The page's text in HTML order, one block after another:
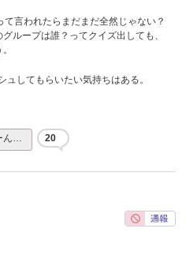
言われたらまだまだ全然じゃない？
ループは誰？ってクイズ出しても、
してもらいたい気持ちはある。
ん… 20